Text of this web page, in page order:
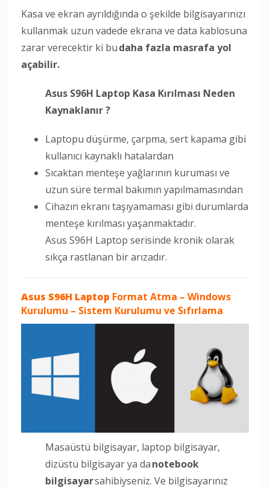
Kasa ve ekran ayrıldığında o şekilde bilgisayarınızı
kullanmak uzun vadede ekrana ve data kablosuna
zarar verecektir ki budaha fazla masrafa yol
açabilir.
Asus S96H Laptop Kasa Kırılması Neden
Kaynaklanır ?
Laptopu düşürme, çarpma, sert kapama gibi
kullanıcı kaynaklı hatalardan
Sıcaktan menteşe yağlarının kuruması ve
uzun süre termal bakımın yapılmamasından
Cihazın ekranı taşıyamaması gibi durumlarda
menteşe kırılması yaşanmaktadır.
Asus S96H Laptop serisinde kronik olarak
sıkça rastlanan bir arızadır.
Asus S96H Laptop Format Atma – Windows
Kurulumu – Sistem Kurulumu ve Sıfırlama
Masaüstü bilgisayar, laptop bilgisayar,
dizüstü bilgisayar ya danotebook
bilgisayarsahibiyseniz. Ve bilgisayarınız